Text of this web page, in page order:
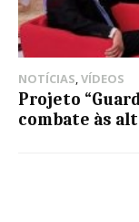
NOTÍCIAS VÍDEOS
Projeto
combate às